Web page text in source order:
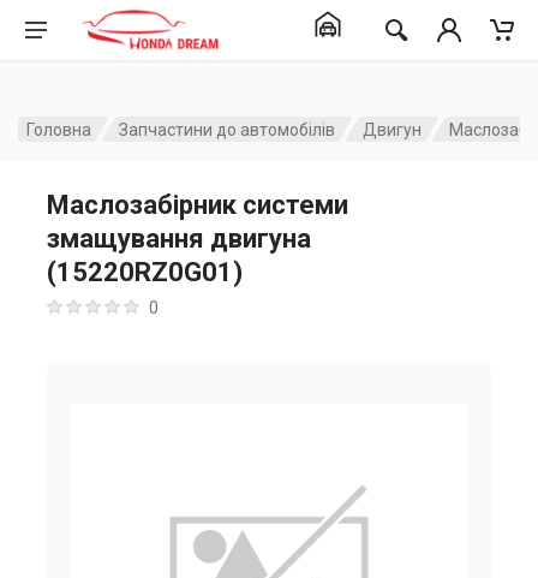
Головна Запчастини до автомобілів Двигун
Маслозабірник системи
змащування двигуна
(15220RZ0G01)
0